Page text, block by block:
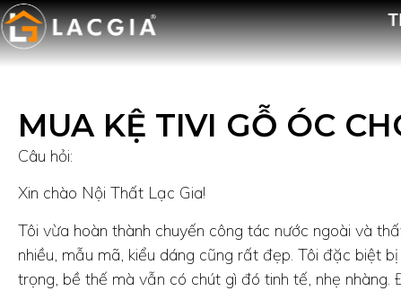
MUA KỆ TIVI GỖ ÓC
Câu hỏi:
Xin chào Nội Thất Lạc Gia!
Tôi vừa hoàn thành chuyến công tác nước ngoài và
nhiều, mẫu mã, kiểu dáng cũng rất đẹp. Tôi đặc biệt
trọng, bề thế mà vẫn có chút gì đó tinh tế, nhẹ